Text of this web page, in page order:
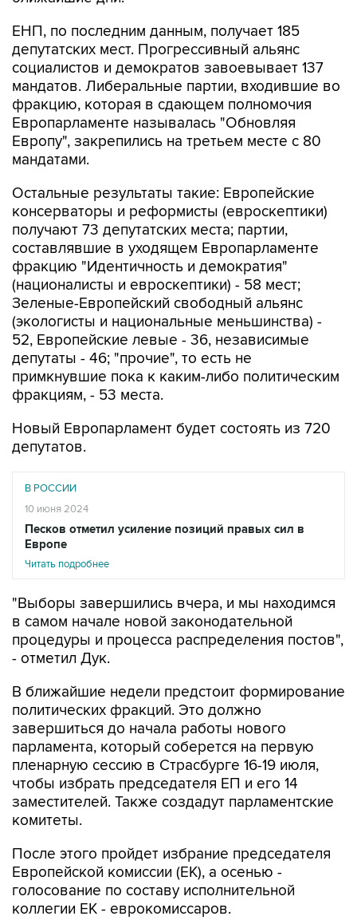
ЕНП, по последним данным, получает 185
депутатских мест. Прогрессивный альянс
социалистов и демократов завоевывает 137
мандатов. Либеральные партии, входившие во
фракцию, которая в сдающем полномочия
Европарламенте называлась "Обновляя
Европу", закрепились на третьем месте с 80
мандатами.
Остальные результаты такие: Европейские
консерваторы и реформисты (евроскептики)
получают 73 депутатских места; партии,
составлявшие в уходящем Европарламенте
фракцию "Идентичность и демократия"
(националисты и евроскептики) - 58 мест;
Зеленые-Европейский свободный альянс
(экологисты и национальные меньшинства) -
52, Европейские левые - 36, независимые
депутаты - 46; "прочие", то есть не
примкнувшие пока к каким-либо политическим
фракциям, - 53 места.
Новый Европарламент будет состоять из 720
депутатов.
В РОССИИ
10 июня 2024
Песков отметил усиление позиций правых сил в
Европе
Читать подробнее
"Выборы завершились вчера, и мы находимся
в самом начале новой законодательной
процедуры и процесса распределения постов",
- отметил Дук.
В ближайшие недели предстоит формирование
политических фракций. Это должно
завершиться до начала работы нового
парламента, который соберется на первую
пленарную сессию в Страсбурге 16-19 июля,
чтобы избрать председателя ЕП и его 14
заместителей. Также создадут парламентские
комитеты.
После этого пройдет избрание председателя
Европейской комиссии (ЕК), а осенью -
голосование по составу исполнительной
коллегии ЕК - еврокомиссаров.